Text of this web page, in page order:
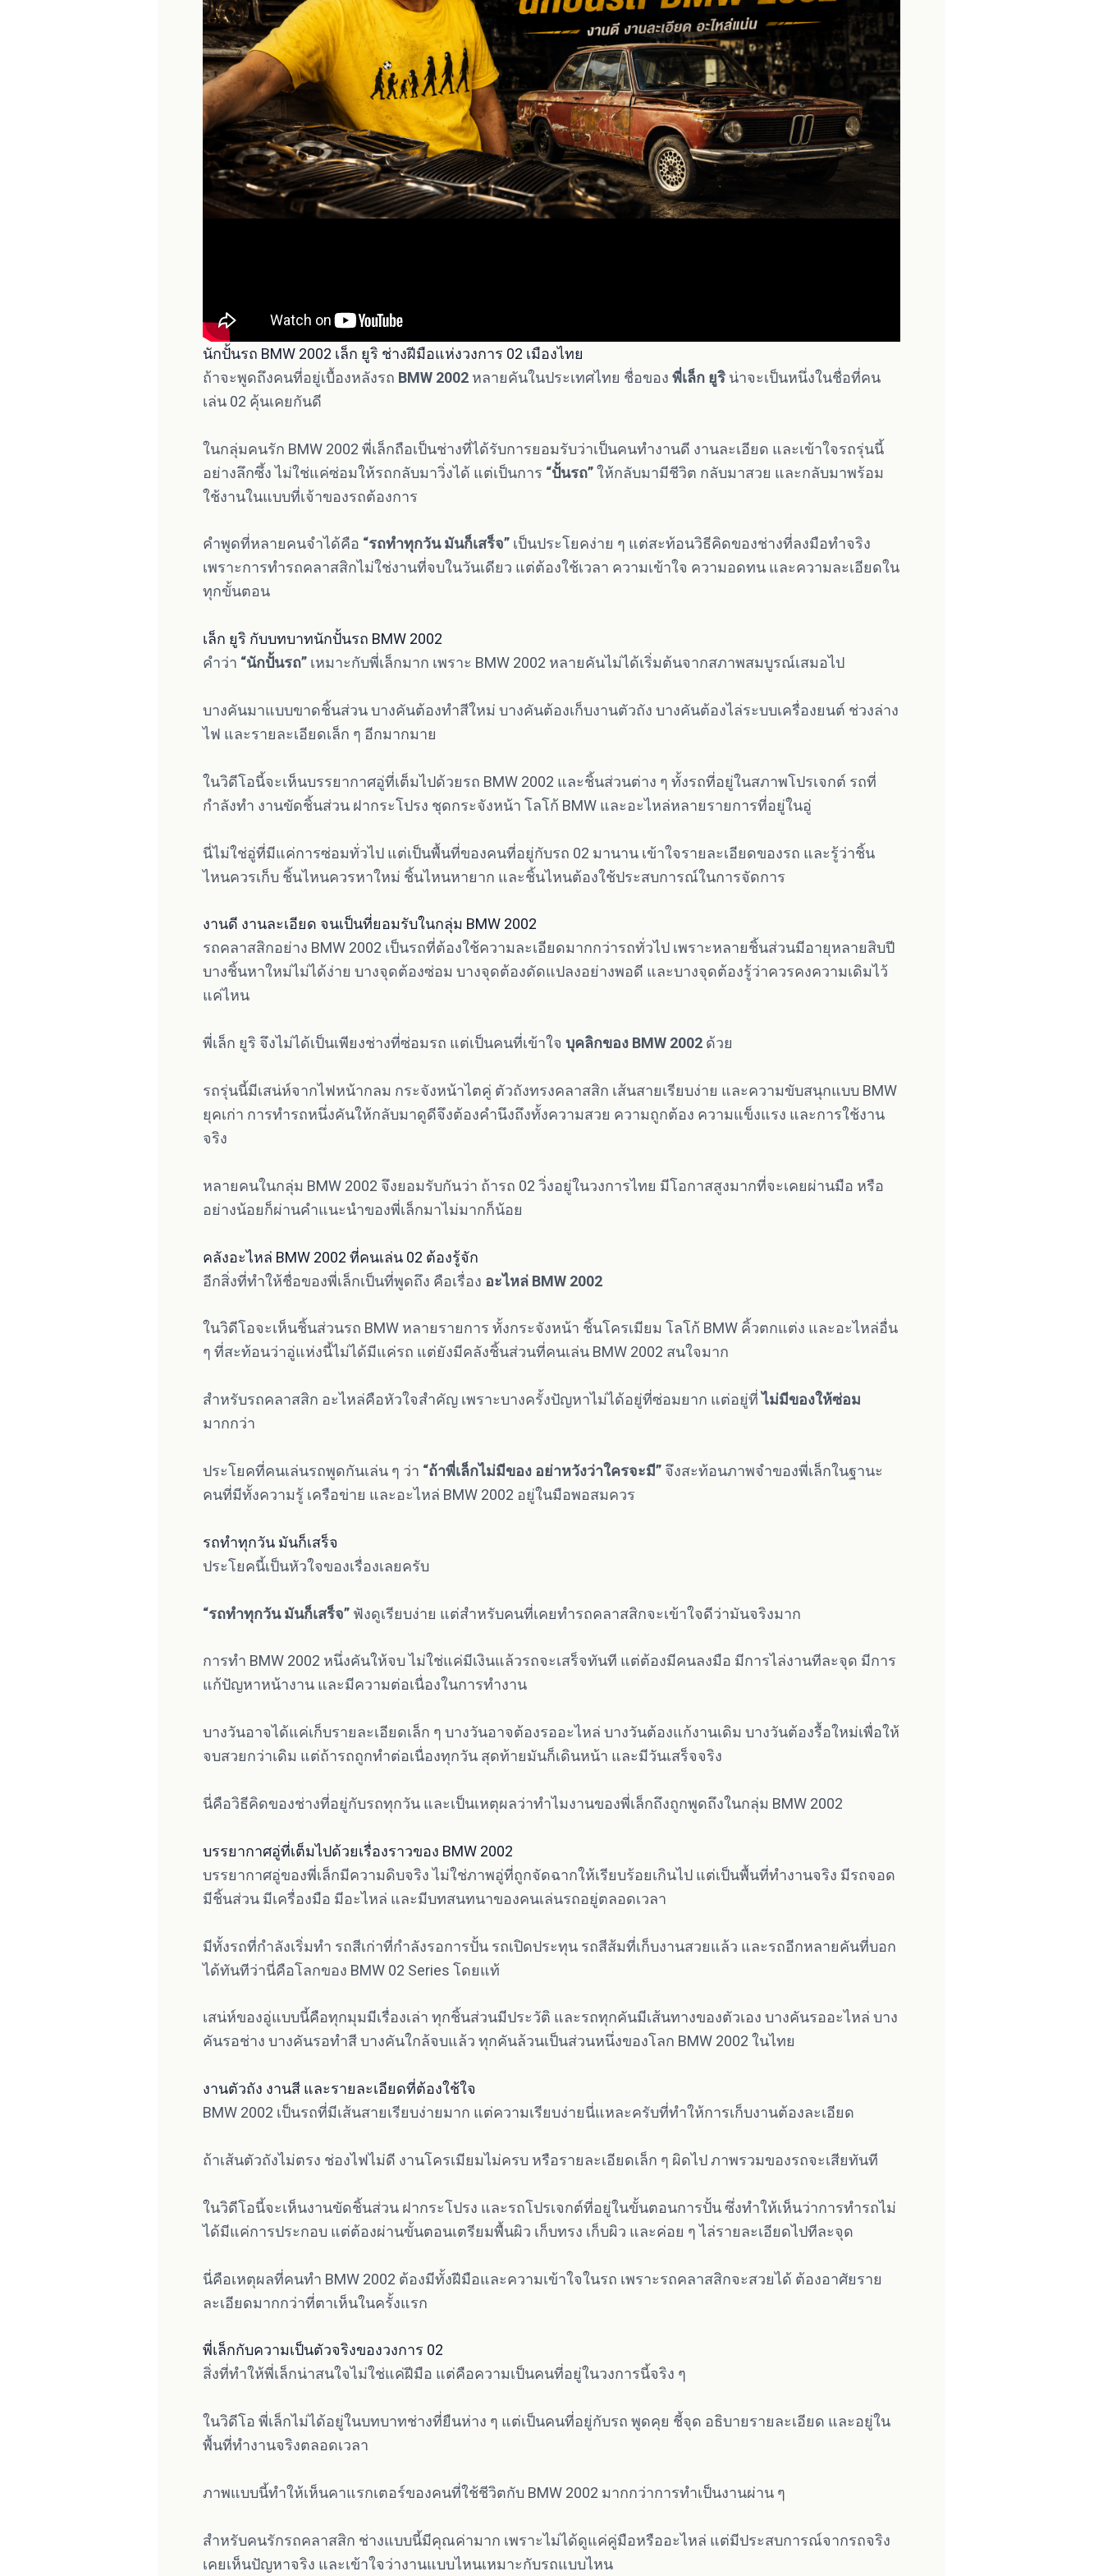
นักปั้นรถ BMW 2002 เล็ก ยูริ ช่างฝีมือแห่งวงการ 02 เมืองไทย
ถ้าจะพูดถึงคนที่อยู่เบื้องหลังรถ BMW 2002 หลายคันในประเทศไทย ชื่อของ พี่เล็ก ยูริ น่าจะเป็นหนึ่งในชื่อที่คน
เล่น 02 คุ้นเคยกันดี
ในกลุ่มคนรัก BMW 2002 พี่เล็กถือเป็นช่างที่ได้รับการยอมรับว่าเป็นคนทำงานดี งานละเอียด และเข้าใจรถรุ่นนี้
อย่างลึกซึ้ง ไม่ใช่แค่ซ่อมให้รถกลับมาวิ่งได้ แต่เป็นการ “ปั้นรถ”ให้กลับมามีชีวิต กลับมาสวย และกลับมาพร้อม
ใช้งานในแบบที่เจ้าของรถต้องการ
คำพูดที่หลายคนจำได้คือ “รถทำทุกวัน มันก็เสร็จ” เป็นประโยคง่าย ๆ แต่สะท้อนวิธีคิดของช่างที่ลงมือทำจริง
เพราะการทำรถคลาสสิกไม่ใช่งานที่จบในวันเดียว แต่ต้องใช้เวลา ความเข้าใจ ความอดทน และความละเอียดใน
ทุกขั้นตอน
เล็ก ยูริ กับบทบาทนักปั้นรถ BMW 2002
คำว่า “นักปั้นรถ” เหมาะกับพี่เล็กมาก เพราะ BMW 2002 หลายคันไม่ได้เริ่มต้นจากสภาพสมบูรณ์เสมอไป
บางคันมาแบบขาดชิ้นส่วน บางคันต้องทำสีใหม่ บางคันต้องเก็บงานตัวถัง บางคันต้องไล่ระบบเครื่องยนต์ ช่วงล่าง
ไฟ และรายละเอียดเล็ก ๆ อีกมากมาย
ในวิดีโอนี้จะเห็นบรรยากาศอู่ที่เต็มไปด้วยรถ BMW 2002 และชิ้นส่วนต่าง ๆ ทั้งรถที่อยู่ในสภาพโปรเจกต์ รถที่
กำลังทำ งานขัดชิ้นส่วน ฝากระโปรง ชุดกระจังหน้า โลโก้ BMW และอะไหล่หลายรายการที่อยู่ในอู่
นี่ไม่ใช่อู่ที่มีแค่การซ่อมทั่วไป แต่เป็นพื้นที่ของคนที่อยู่กับรถ 02 มานาน เข้าใจรายละเอียดของรถ และรู้ว่าชิ้น
ไหนควรเก็บ ชิ้นไหนควรหาใหม่ ชิ้นไหนหายาก และชิ้นไหนต้องใช้ประสบการณ์ในการจัดการ
งานดี งานละเอียด จนเป็นที่ยอมรับในกลุ่ม BMW 2002
รถคลาสสิกอย่าง BMW 2002 เป็นรถที่ต้องใช้ความละเอียดมากกว่ารถทั่วไป เพราะหลายชิ้นส่วนมีอายุหลายสิบปี
บางชิ้นหาใหม่ไม่ได้ง่าย บางจุดต้องซ่อม บางจุดต้องดัดแปลงอย่างพอดี และบางจุดต้องรู้ว่าควรคงความเดิมไว้
แค่ไหน
พี่เล็ก ยูริ จึงไม่ได้เป็นเพียงช่างที่ซ่อมรถ แต่เป็นคนที่เข้าใจ บุคลิกของ BMW 2002 ด้วย
รถรุ่นนี้มีเสน่ห์จากไฟหน้ากลม กระจังหน้าไตคู่ ตัวถังทรงคลาสสิก เส้นสายเรียบง่าย และความขับสนุกแบบ BMW
ยุคเก่า การทำรถหนึ่งคันให้กลับมาดูดีจึงต้องคำนึงถึงทั้งความสวย ความถูกต้อง ความแข็งแรง และการใช้งาน
จริง
หลายคนในกลุ่ม BMW 2002 จึงยอมรับกันว่า ถ้ารถ 02 วิ่งอยู่ในวงการไทย มีโอกาสสูงมากที่จะเคยผ่านมือ หรือ
อย่างน้อยก็ผ่านคำแนะนำของพี่เล็กมาไม่มากก็น้อย
คลังอะไหล่ BMW 2002 ที่คนเล่น 02 ต้องรู้จัก
อีกสิ่งที่ทำให้ชื่อของพี่เล็กเป็นที่พูดถึง คือเรื่อง อะไหล่ BMW 2002
ในวิดีโอจะเห็นชิ้นส่วนรถ BMW หลายรายการ ทั้งกระจังหน้า ชิ้นโครเมียม โลโก้ BMW คิ้วตกแต่ง และอะไหล่อื่น
ๆ ที่สะท้อนว่าอู่แห่งนี้ไม่ได้มีแค่รถ แต่ยังมีคลังชิ้นส่วนที่คนเล่น BMW 2002 สนใจมาก
สำหรับรถคลาสสิก อะไหล่คือหัวใจสำคัญ เพราะบางครั้งปัญหาไม่ได้อยู่ที่ซ่อมยาก แต่อยู่ที่ไม่มีของให้ซ่อม
มากกว่า
ประโยคที่คนเล่นรถพูดกันเล่น ๆ ว่า “ถ้าพี่เล็กไม่มีของ อย่าหวังว่าใครจะมี” จึงสะท้อนภาพจำของพี่เล็กในฐานะ
คนที่มีทั้งความรู้ เครือข่าย และอะไหล่ BMW 2002 อยู่ในมือพอสมควร
รถทำทุกวัน มันก็เสร็จ
ประโยคนี้เป็นหัวใจของเรื่องเลยครับ
“รถทำทุกวัน มันก็เสร็จ” ฟังดูเรียบง่าย แต่สำหรับคนที่เคยทำรถคลาสสิกจะเข้าใจดีว่ามันจริงมาก
การทำ BMW 2002 หนึ่งคันให้จบ ไม่ใช่แค่มีเงินแล้วรถจะเสร็จทันที แต่ต้องมีคนลงมือ มีการไล่งานทีละจุด มีการ
แก้ปัญหาหน้างาน และมีความต่อเนื่องในการทำงาน
บางวันอาจได้แค่เก็บรายละเอียดเล็ก ๆ บางวันอาจต้องรออะไหล่ บางวันต้องแก้งานเดิม บางวันต้องรื้อใหม่เพื่อให้
จบสวยกว่าเดิม แต่ถ้ารถถูกทำต่อเนื่องทุกวัน สุดท้ายมันก็เดินหน้า และมีวันเสร็จจริง
นี่คือวิธีคิดของช่างที่อยู่กับรถทุกวัน และเป็นเหตุผลว่าทำไมงานของพี่เล็กถึงถูกพูดถึงในกลุ่ม BMW 2002
บรรยากาศอู่ที่เต็มไปด้วยเรื่องราวของ BMW 2002
บรรยากาศอู่ของพี่เล็กมีความดิบจริง ไม่ใช่ภาพอู่ที่ถูกจัดฉากให้เรียบร้อยเกินไป แต่เป็นพื้นที่ทำงานจริง มีรถจอด
มีชิ้นส่วน มีเครื่องมือ มีอะไหล่ และมีบทสนทนาของคนเล่นรถอยู่ตลอดเวลา
มีทั้งรถที่กำลังเริ่มทำ รถสีเก่าที่กำลังรอการปั้น รถเปิดประทุน รถสีส้มที่เก็บงานสวยแล้ว และรถอีกหลายคันที่บอก
ได้ทันทีว่านี่คือโลกของ BMW 02 Series โดยแท้
เสน่ห์ของอู่แบบนี้คือทุกมุมมีเรื่องเล่า ทุกชิ้นส่วนมีประวัติ และรถทุกคันมีเส้นทางของตัวเอง บางคันรออะไหล่ บาง
คันรอช่าง บางคันรอทำสี บางคันใกล้จบแล้ว ทุกคันล้วนเป็นส่วนหนึ่งของโลก BMW 2002 ในไทย
งานตัวถัง งานสี และรายละเอียดที่ต้องใช้ใจ
BMW 2002 เป็นรถที่มีเส้นสายเรียบง่ายมาก แต่ความเรียบง่ายนี่แหละครับที่ทำให้การเก็บงานต้องละเอียด
ถ้าเส้นตัวถังไม่ตรง ช่องไฟไม่ดี งานโครเมียมไม่ครบ หรือรายละเอียดเล็ก ๆ ผิดไป ภาพรวมของรถจะเสียทันที
ในวิดีโอนี้จะเห็นงานขัดชิ้นส่วน ฝากระโปรง และรถโปรเจกต์ที่อยู่ในขั้นตอนการปั้น ซึ่งทำให้เห็นว่าการทำรถไม่
ได้มีแค่การประกอบ แต่ต้องผ่านขั้นตอนเตรียมพื้นผิว เก็บทรง เก็บผิว และค่อย ๆ ไล่รายละเอียดไปทีละจุด
นี่คือเหตุผลที่คนทำ BMW 2002 ต้องมีทั้งฝีมือและความเข้าใจในรถ เพราะรถคลาสสิกจะสวยได้ ต้องอาศัยราย
ละเอียดมากกว่าที่ตาเห็นในครั้งแรก
พี่เล็กกับความเป็นตัวจริงของวงการ 02
สิ่งที่ทำให้พี่เล็กน่าสนใจไม่ใช่แค่ฝีมือ แต่คือความเป็นคนที่อยู่ในวงการนี้จริง ๆ
ในวิดีโอ พี่เล็กไม่ได้อยู่ในบทบาทช่างที่ยืนห่าง ๆ แต่เป็นคนที่อยู่กับรถ พูดคุย ชี้จุด อธิบายรายละเอียด และอยู่ใน
พื้นที่ทำงานจริงตลอดเวลา
ภาพแบบนี้ทำให้เห็นคาแรกเตอร์ของคนที่ใช้ชีวิตกับ BMW 2002 มากกว่าการทำเป็นงานผ่าน ๆ
สำหรับคนรักรถคลาสสิก ช่างแบบนี้มีคุณค่ามาก เพราะไม่ได้ดูแค่คู่มือหรืออะไหล่ แต่มีประสบการณ์จากรถจริง
เคยเห็นปัญหาจริง และเข้าใจว่างานแบบไหนเหมาะกับรถแบบไหน